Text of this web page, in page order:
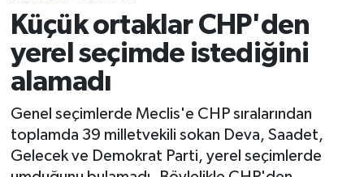
Küçük ortaklar CHP'den
yerel seçimde istediğini
alamadı
Genel seçimlerde Meclis'e CHP sıralarından
toplamda 39 milletvekili sokan Deva, Saadet,
Gelecek ve Demokrat Parti, yerel seçimlerde
İstanbul Trafik Yoğunluk Haritası
Süper Lig Puan Durumu ve Fikstür
Tüm Manşetler
Son Dakika Haberleri